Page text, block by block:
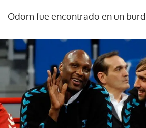
Odom fue encontrado en un